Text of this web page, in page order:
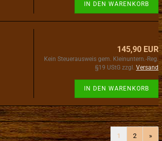
IN DEN WARENKORB
145,90 EUR
Kein Steuerausweis gem. Kleinuntern.-Reg.
§19 UStG zzgl. Versand
IN DEN WARENKORB
1 2 »